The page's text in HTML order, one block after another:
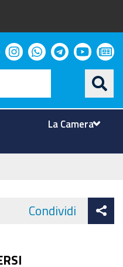
instagram
whatsapp
telegram
Cerca
nel
sito
La Camera
Condividi